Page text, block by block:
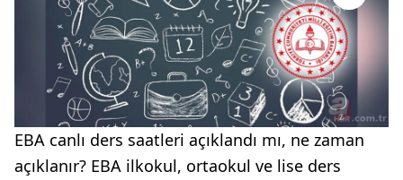
EBA canlı ders saatleri açıklandı mı, ne zaman
açıklanır? EBA ilkokul, ortaokul ve lise ders